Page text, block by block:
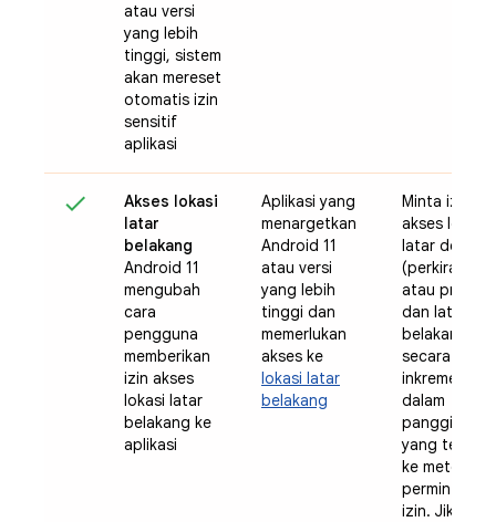
atau versi
yang lebih
tinggi, sistem
akan mereset
otomatis izin
sensitif
aplikasi
Akses lokasi
latar
belakang
Android 11
mengubah
cara
pengguna
memberikan
izin akses
lokasi latar
belakang ke
aplikasi
Aplikasi yang
menargetkan
Android 11
atau versi
yang lebih
tinggi dan
memerlukan
akses ke
lokasi latar
belakang
Minta izin
akses lokasi
latar depan
(perkiraan
atau presisi)
dan latar
belakang
secara
inkremental
dalam
panggilan
yang
ke metode
permintaan
izin. Jika